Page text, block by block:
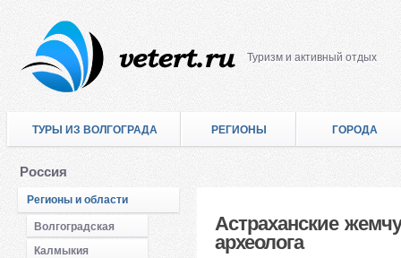
Туризм и активный отдых
ТУРЫ ИЗ ВОЛГОГРАДА РЕГИОНЫ ГОРОДА
Россия
Регионы и области
Волгоградская
Калмыкия
Астраханские
археолога